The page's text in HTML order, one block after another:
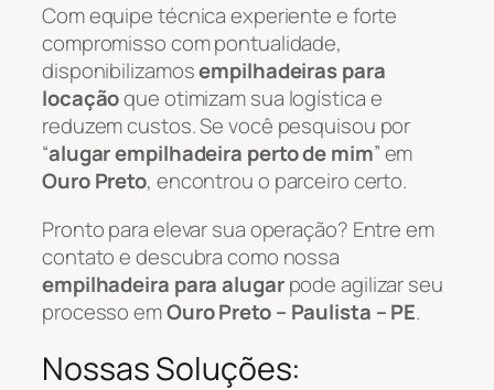
Com equipe técnica experiente e forte
compromisso com pontualidade,
disponibilizamosempilhadeiras para
locaçãoque otimizam sua logística e
reduzem custos. Se você pesquisou por
“alugar empilhadeira perto de mim” em
Ouro Preto, encontrou o parceiro certo.
Pronto para elevar sua operação? Entre em
contato e descubra como nossa
empilhadeira para alugarpode agilizar seu
processo emOuro Preto – Paulista – PE.
Nossas Soluções: